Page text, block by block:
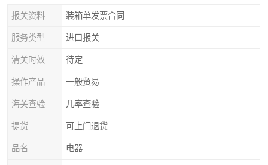
报关资料 装箱单发票合同
服务类型 进口报关
清关时效 待定
操作产品 一般贸易
海关查验 几率查验
提货 可上门退货
品名 电器